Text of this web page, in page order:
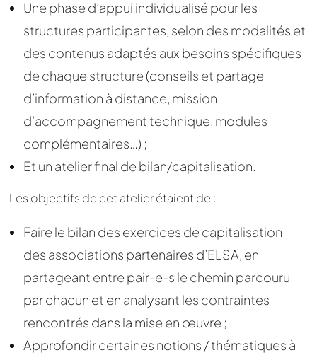
Une phase d’appui individualisé pour les
structures participantes, selon des modalités et
des contenus adaptés aux besoins spécifiques
de chaque structure (conseils et partage
d’information à distance, mission
d’accompagnement technique, modules
complémentaires…) ;
Et un atelier final de bilan/capitalisation.
Les objectifs de cet atelier étaient de :
Faire le bilan des exercices de capitalisation
des associations partenaires d’ELSA, en
partageant entre pair-e-s le chemin parcouru
par chacun et en analysant les contraintes
rencontrés dans la mise en œuvre ;
Approfondir certaines notions / thématiques à